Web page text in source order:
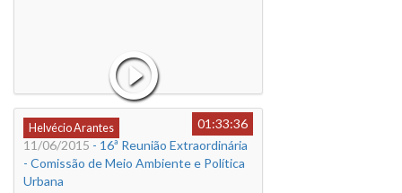
Helvécio Arantes
01:33:36
11/06/2015 - 16ª Reunião Extraordinária
- Comissão de Meio Ambiente e Política
Urbana